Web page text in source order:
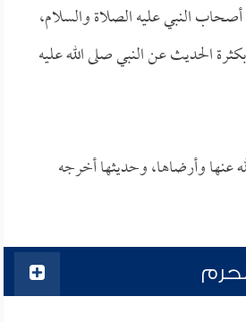
أصحاب النبي عليه الصلاة والسلام،
الحديث عن النبي صلى الله عليه
عنها وأرضاها، وحديثها أخرجه